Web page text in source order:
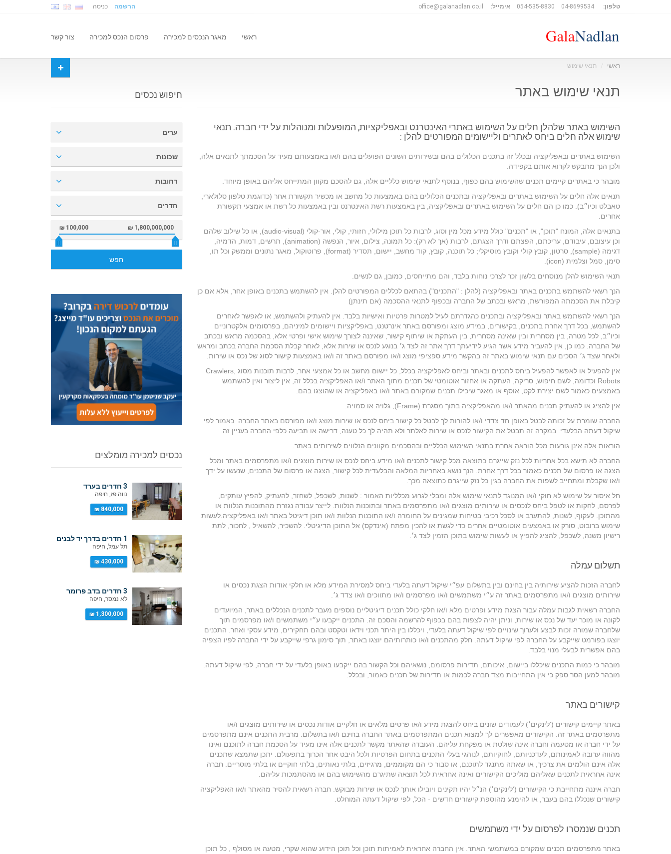
טלפון: 04-8699534
054-535-8830 אימייל: office@galanadlan.co.il הרשמה כניסה
ראשי מאגר הנכסים למכירה פרסום הנכס למכירה צור קשר
ראשי תנאי שימוש
תנאי שימוש באתר
השימוש באתר שלהלן חלים על השימוש באתרי האינטרנט ובאפליקציות, המופעלות ומנוהלות על ידי חברה. תנאי
שימוש אלה חלים ביחס לאתרים וליישומים המפורטים להלן :
השימוש באתרים ובאפליקציה ובכלל זה בתכנים הכלולים בהם ובשירותים השונים הפועלים בהם ו/או באמצעותם מעיד על הסכמתך לתנאים אלה,
ולכן הנך מתבקש לקרוא אותם בקפידה.
מובהר כי באתרים קיימים תכנים שהשימוש בהם כפוף, בנוסף לתנאי שימוש כלליים אלה, גם להסכם מקוון המתייחס אליהם באופן מיוחד.
תנאים אלה חלים על השימוש באתרים ובאפליקציה ובתכנים הכלולים בהם באמצעות כל מחשב או מכשיר תקשורת אחר (כדוגמת טלפון סלולארי,
טאבלט וכיו״ב). כמו כן הם חלים על השימוש באתרים ובאפליקציה, בין באמצעות רשת האינטרנט ובין באמצעות כל רשת או אמצעי תקשורת
אחרים.
בתנאים אלה, המונח "תוכן", או "תכנים" כולל מידע מכל מין וסוג, לרבות כל תוכן מילולי, חזותי, קולי, אור-קולי (audio-visual), או כל שילוב שלהם
וכן עיצובם, עיבודם, עריכתם, הפצתם ודרך הצגתם, לרבות (אך לא רק): כל תמונה, צילום, איור, הנפשה (animation), תרשים, דמות, הדמיה,
דגימה (sample), סרטון, קובץ קולי וקובץ מוסיקלי; כל תוכנה, קובץ, קוד מחשב, יישום, תסדיר (format), פרוטוקול, מאגר נתונים וממשק וכל תו,
סימן, סמל וצלמית (icon).
תנאי השימוש להלן מנוסחים בלשון זכר לצרכי נוחות בלבד, והם מתייחסים, כמובן, גם לנשים.
הנך רשאי להשתמש בתכנים באתר ובאפליקציה (להלן : "התכנים") בהתאם לכללים המפורטים להלן. אין להשתמש בתכנים באופן אחר, אלא אם כן
קיבלת את הסכמתה המפורשת, מראש ובכתב של החברה ובכפוף לתנאי ההסכמה (אם תינתן)
הנך רשאי להשתמש באתר ובאפליקציה ובתכנים כהגדרתם לעיל למטרות פרטיות ואישיות בלבד. אין להעתיק ולהשתמש, או לאפשר לאחרים
להשתמש, בכל דרך אחרת בתכנים, בקישורים, במידע מוצג ומפורסם באתר אינרטנט, באפליקציות ויישומים למיניהם, בפרסומים אלקטרוניים
וכיו״ב, לכל מטרה, בין מסחרית ובין שאינה מסחרית, בין העתקת או שיתוף קישור, שאיננה לצורך שימוש אישי ופרטי אלא, בהסכמה מראש ובכתב
של החברה. כמו כן, אין להעביר מידע אשר הגיע לידיעתך דרך אתר זה לצד ג׳ בנוגע לנכס או שירות אלא, לאחר קבלת הסכמת החברה בכתב ומראש
ולאחר שצד ג׳ הסכים עם תנאי שימוש באתר זה בהקשר מידע ספציפי מוצג ו/או מפורסם באתר זה ו/או באמצעות קישור לסוג של נכס או שירות.
אין להפעיל או לאפשר להפעיל ביחס לתכנים ובאתר וביחס לאפליקציה בכלל, כל יישום מחשב או כל אמצעי אחר, לרבות תוכנות מסוג Crawlers,
Robots וכדומה, לשם חיפוש, סריקה, העתקה או אחזור אוטומטי של תכנים מתוך האתר ו/או האפליקציה בכלל זה, אין ליצור ואין להשתמש
באמצעים כאמור לשם יצירת לקט, אוסף או מאגר שיכילו תכנים שמקורם באתר ו/או באפליקציה או שהוצגו בהם.
אין להציג או להעתיק תכנים מהאתר ו/או מהאפליקציה בתוך מסגרת (Frame), גלויה או סמויה.
החברה שומרת על זכותה לבטל באופן חד צדדי ו/או להורות לך לבטל כל קישור ביחס לנכס או שירות מוצג ו/או מפורסם באתר החברה. כאמור לפי
שיקול דעתה הבלעדי. במקרה זה תבטל את הקישור לנכס או שירות לאלתר ולא תהיה לך כל טענה, דרישה או תביעה כלפי החברה בעניין זה.
הוראות אלה אינן גורעות מכל הוראה אחרת בתנאי השימוש הכלליים ובהסכמים מקוונים הנלווים לשירותים באתר.
החברה לא תישא בכל אחריות לכל נזק שייגרם כתוצאה מכל קישור לתכנים ו/או מידע ביחס לנכס או שירות מוצגים ו/או מתפרסמים באתר ומכל
הצגה או פרסום של תכנים כאמור בכל דרך אחרת. הנך נושא באחריות המלאה והבלעדית לכל קישור, הצגה או פרסום של התכנים, שנעשו על ידך
ו/או שקבלת ומתחייב לשפות את החברה בגין כל נזק שייגרם כתוצאה מכך.
חל איסור על שימוש לא חוקי ו/או המנוגד לתנאי שימוש אלה ומבלי לגרוע מכלליות האמור : לשנות, לשכפל, לשחזר, להעתיק, להפיץ עותקים,
לפרסם, לחקות או לטפל ביחס לנכסים או שירותים מוצגים ו/או מתפרסמים באתר ובתוכנות הנלוות. לייצר עבודה נגזרת מהתוכנות הנלוות או
מהתוכן. לעקוף, לשנות, להתערב או לסכל רכיבי בטיחות שמגינים על החומרה ו/או התוכנות הנלוות ו/או תוכן דיגיטל באתר ו/או באפליקציה.לעשות
שימוש ברובוט, סורק או באמצעים אוטומטיים אחרים כדי לגשת או להכין מפתח (אינדקס) אל התוכן הדיגיטלי. להשכיר, להשאיל , לחכור, לתת
רישיון משנה, לשכפל, להציג להפיץ או לעשות שימוש בתוכן הזמין לצד ג׳.
תשלום עמלה
לחברה הזכות להציע שירותיה בין בחינם ובין בתשלום עפ״י שיקול דעתה בלעדי ביחס למסירת המידע מלא או חלקי אודות הצגת נכסים או
שירותים מוצגים ו/או מתפרסמים באתר זה ע״י משתמשים ו/או מפרסמים ו/או מתווכים ו/או צדד ג׳.
החברה רשאית לגבות עמלה עבור הצגת מידע ופרטים מלא ו/או חלקי כולל תכנים דיגיטליים נוספים מעבר לתכנים הנכללים באתר, המיועדים
לקונה או מוכר יעד של נכס או שירות, וניתן יהיה לצפות בהם בכפוף להרשמה והסכם זה. התכנים ייקבעו ע״י משתמשים ו/או מפרסמים תוך
שלחברה שמורה זכות לבצע ולערוך שינויים לפי שיקול דעתה בלעדי, ויכללו בין היתר תכני וידאו וטקסט ובהם תחקירים, מידע עסקי ואחר. התכנים
יוצגו בפורמט שייקבע על החברה לפי שיקול דעתה. חלק מהתכנים ו/או כותרותיהם יוצגו באתר, תוך סימון גרפי שייקבע על ידי החברה לפיו הצפיה
בהם אפשרית לבעלי מנוי בלבד.
מובהר כי כמות התכנים שיכללו ביישום, איכותם, תדירות פרסומם, נושאיהם וכל הקשור בהם ייקבעו באופן בלעדי על ידי חברה, לפי שיקול דעתה.
מובהר למען הסר ספק כי אין התחייבות מצד חברה לכמות או תדירות של תכנים כאמור, ובכלל.
קישורים באתר
באתר קיימים קישורים ('לינקים׳) לעמודים שונים ביחס להצגת מידע ו/או פרטים מלאים או חלקיים אודות נכסים או שירותים מוצגים ו/או
מתפרסמים באתר זה. הקישורים מאפשרים לך למצוא תכנים המתפרסמים באתר החברה בחינם ו/או בתשלום. מרבית התכנים אינם מתפרסמים
על ידי חברה או מטעמה וחברה אינה שולטת או מפקחת עליהם. העובדה שהאתר מקשר לתכנים אלה אינו מעיד על הסכמת חברה לתוכנם ואינו
מהווה ערובה לאמינותם, לעדכניותם, לחוקיותם, לנוהגי בעלי התכנים בתחום הפרטיות ולכל היבט אחר הכרוך בתפעולם. יתכן שתמצא שתכנים
אלה אינם הולמים את צרכיך, או שאתה מתנגד לתוכנם, או סבור כי הם מקוממים, מרגיזים, בלתי נאותים, בלתי חוקיים או בלתי מוסריים. חברה
אינה אחראית לתכנים שאליהם מוליכים הקישורים ואינה אחראית לכל תוצאה שתיגרם מהשימוש בהם או מהסתמכות עליהם.
חברה איננה מתחייבת כי הקישורים ('לינקים׳) הנ״ל יהיו תקינים ויובילו אותך לנכס או שירות מבוקש. חברה רשאית להסיר מהאתר ו/או האפליקציה
קישורים שנכללו בהם בעבר, או להימנע מהוספת קישורים חדשים - הכל, לפי שיקול דעתה המוחלט.
תכנים שנמסרו לפרסום על ידי משתמשים
באתר מתפרסמים תכנים שמקורם במשתמשי האתר. אין החברה אחראית לאמיתות תוכן וכל תוכן הידוע שהוא שקרי, מטעה או מסולף , כל תוכן
חיפוש נכסים
ערים
שכונות
רחובות
חדרים
100,000 ₪ 1,800,000,000 ₪
חפש
נכסים למכירה מומלצים
3 חדרים בערד
נווה פז, חיפה
840,000 ₪
1 חדרים בדרך יד לבנים
תל עמל, חיפה
430,000 ₪
3 חדרים בדב פרומר
לא נמסר, חיפה
1,300,000 ₪